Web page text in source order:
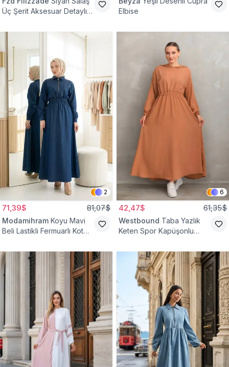
Üç Şerit Aksesuar Detaylı
Elbise
2
71,39$ 81,07$
Modamihram Koyu Mavi
Beli Lastikli Fermuarlı Kot
6
42,47$ 61,35$
Westbound Taba Yazlık
Keten Spor Kapüşonlu
Tesettür Elbise